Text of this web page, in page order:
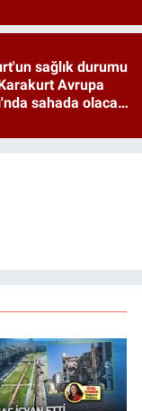
sağlık durumu
Avrupa
sahada olacak